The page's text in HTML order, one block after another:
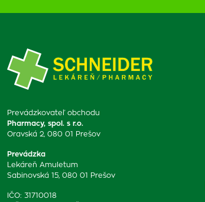
Prevádzkovateľ obchodu
Pharmacy, spol. s r.o.
Oravská 2, 080 01 Prešov
Prevádzka
Lekáreň Amuletum
Sabinovská 15, 080 01 Prešov
IČO: 31710018